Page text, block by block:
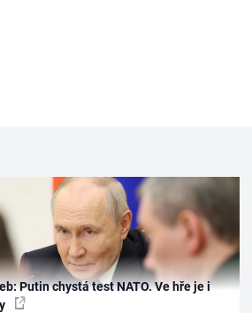
Putin chystá test NATO. Ve hře je i